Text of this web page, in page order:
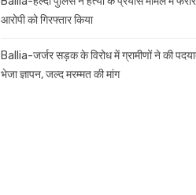
आरोपी को गिरफ्तार किया
Ballia-जर्जर सड़क के विरोध में ग्रामीणों ने की
भेजा ज्ञापन, जल्द मरम्मत की मांग